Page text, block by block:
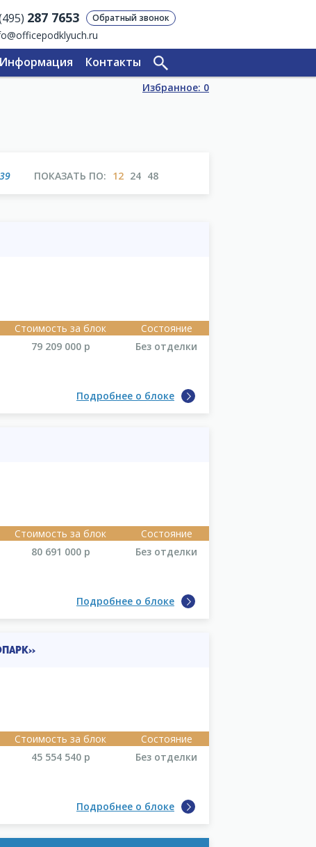
287 7653 Обратный звонок
Информация Контакты
Избранное: 0
ПОКАЗАТЬ ПО: 12 24 48
Стоимость за блок
Состояние
79 209 000р Без отделки
Подробнее о блоке
Стоимость за блок
Состояние
80 691 000р Без отделки
Подробнее о блоке
Стоимость за блок
Состояние
45 554 540р Без отделки
Подробнее о блоке